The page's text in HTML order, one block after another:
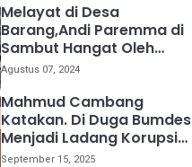
Melayat di Desa
Barang,Andi Paremma di
Sambut Hangat Oleh
Warga
Agustus 07, 2024
Mahmud Cambang
Katakan. Di Duga Bumdes
Menjadi Ladang Korupsi
Bagi Para Kepala Desa
September 15, 2025